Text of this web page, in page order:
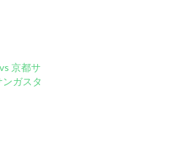
京都サ
ンガスタ